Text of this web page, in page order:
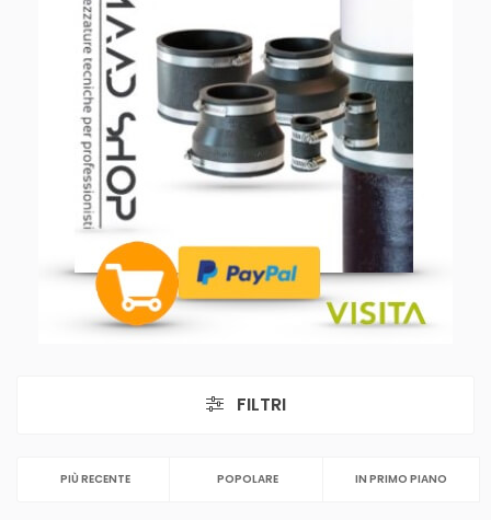
FILTRI
PIÙ RECENTE POPOLARE IN PRIMO PIANO